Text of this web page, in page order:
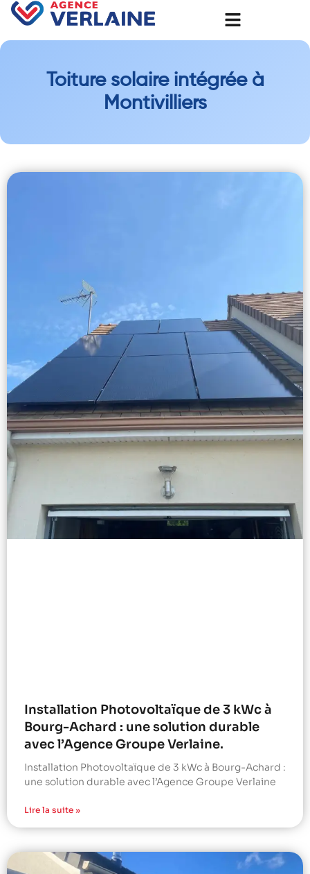
Toiture solaire intégrée à
Montivilliers
Installation Photovoltaïque de 3 kWc à
Bourg-Achard : une solution durable
avec l’Agence Groupe Verlaine.
Installation Photovoltaïque de 3 kWc à Bourg-Achard :
une solution durable avec l’Agence Groupe Verlaine
Lire la suite »